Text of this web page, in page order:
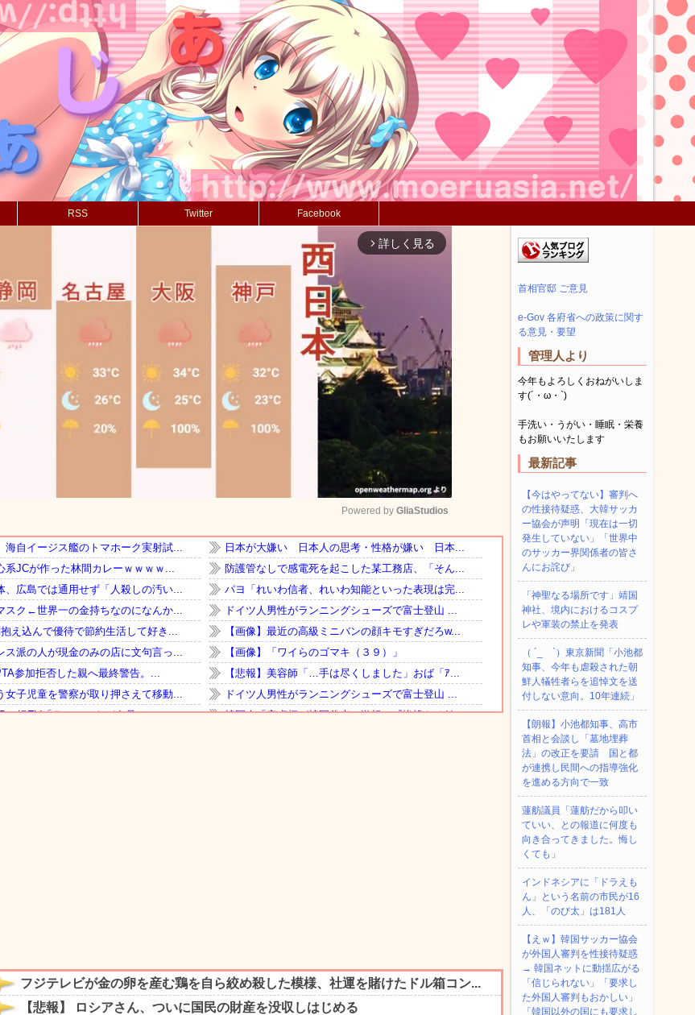
RSS Twitter Facebook
arrow_forward_ios 詳しく見る
Mute
Powered by GliaStudios
首相官邸 ご意見
e-Gov 各府省への政策に関す
る意見・要望
管理人より
今年もよろしくおねがいしま
す(´・ω・`)
手洗い・うがい・睡眠・栄養
もお願いいたします
最新記事
【今はやってない】審判へ
の性接待疑惑、大韓サッカ
ー協会が声明「現在は一切
発生していない」「世界中
のサッカー界関係者の皆さ
んにお詫び」
「神聖なる場所です」靖国
神社、境内におけるコスプ
レや軍装の禁止を発表
（ ´_ゝ`）東京新聞「小池都
知事、今年も虐殺された朝
鮮人犠牲者らを追悼文を送
付しない意向。10年連続」
【朗報】小池都知事、高市
首相と会談し「墓地埋葬
法」の改正を要請 国と都
が連携し民間への指導強化
を進める方向で一致
蓮舫議員「蓮舫だから叩い
ていい、との報道に何度も
向き合ってきました。悔し
くても」
インドネシアに「ドラえも
ん」という名前の市民が16
人、「のび太」は181人
【えｗ】韓国サッカー協会
が外国人審判を性接待疑惑
→ 韓国ネットに動揺広がる
「信じられない」「要求し
た外国人審判もおかしい」
「韓国以外の国にも要求し